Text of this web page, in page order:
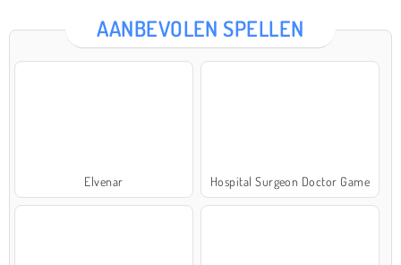
AANBEVOLEN SPELLEN
Elvenar Hospital Surgeon Doctor Game